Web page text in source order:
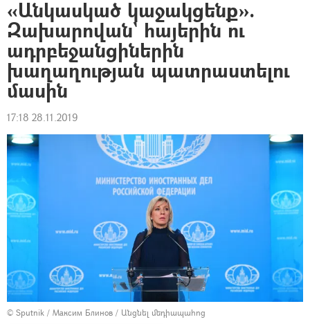
«Անկասկած կաջակցենք».
Զախարովան` հայերին ու
ադրբեջանցիներին
խաղաղության պատրաստելու
մասին
17:18 28.11.2019
© Sputnik / Максим Блинов / Անցնել մեդիապահոց